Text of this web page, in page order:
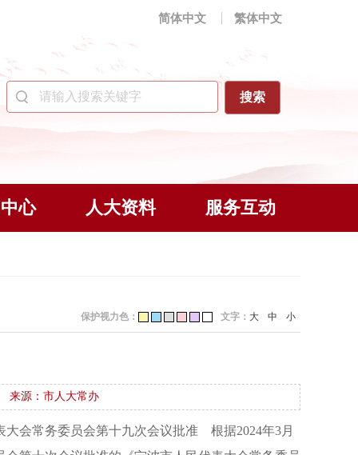
简体中文 繁体中文
心 人大资料 服务互动
文字： 大 中 小
保护视力色：
来源：市人大常办
大会常务委员会第十九次会议批准 根据2024年3月